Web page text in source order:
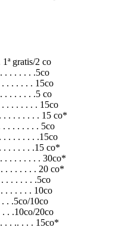
gratis/2 co
. . . . . . .5co
. . . . . . 15co
. . . . . . .5 co
. . . . . . . 15co
. . . . . . . . 15 co*
. . . . . . . . 5co
. . . . . . . .15co
. . . . . . .15 co*
. . . . . . . . 30co*
. . . . . . . 20 co*
. . . . . . .5co
. . . . . . 10co
. .5co/10co
. .10co/20co
. . .. . . . 15co*